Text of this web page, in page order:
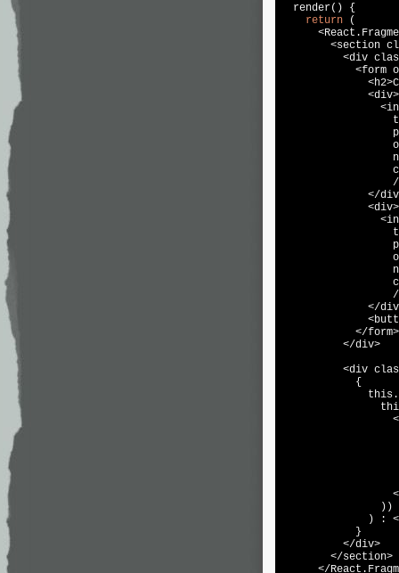
render() {
return (
<section
<div
<form
<h2>Create
<div>
/
</
<div>
/
</
<button
</form>
</div>
<div
{
</
))
) : <p>Your
}
</div>
</section>
</